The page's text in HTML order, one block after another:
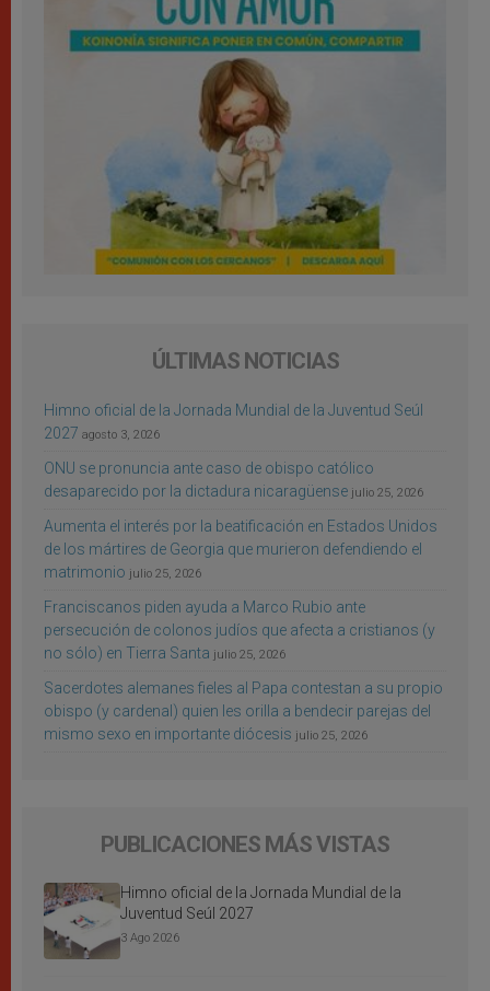
ÚLTIMAS NOTICIAS
Himno oficial de la Jornada Mundial de la Juventud Seúl
2027 agosto 3, 2026
ONU se pronuncia ante caso de obispo católico
desaparecido por la dictadura nicaragüense julio 25, 2026
Aumenta el interés por la beatificación en Estados Unidos
de los mártires de Georgia que murieron defendiendo el
matrimonio julio 25, 2026
Franciscanos piden ayuda a Marco Rubio ante
persecución de colonos judíos que afecta a cristianos (y
no sólo) en Tierra Santa julio 25, 2026
Sacerdotes alemanes fieles al Papa contestan a su propio
obispo (y cardenal) quien les orilla a bendecir parejas del
mismo sexo en importante diócesis julio 25, 2026
PUBLICACIONES MÁS VISTAS
Himno oficial de la Jornada Mundial de la
Juventud Seúl 2027
3 Ago 2026